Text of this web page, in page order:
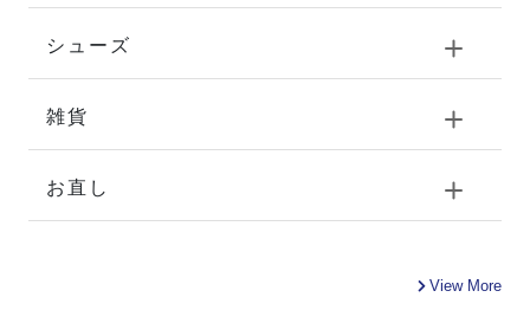
シューズ
雑貨
お直し
View More